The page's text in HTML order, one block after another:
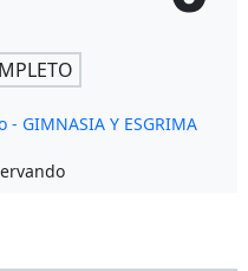
GIMNASIA Y ESGRIMA